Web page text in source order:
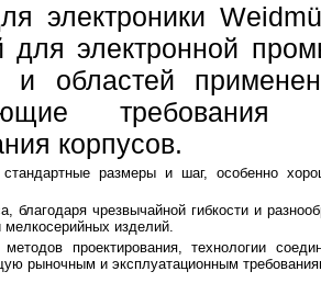
электроники
для электронной
и областей
корпусов.
размеры и шаг, особенно
благодаря чрезвычайной гибкости и
мелкосерийных изделий.
проектирования, технологии
рыночным и эксплуатационным